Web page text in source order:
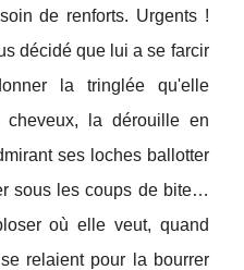
de renforts. Urgents !
décidé que lui a se farcir
la tringlée qu'elle
la dérouille en
ses loches ballotter
sous les coups de bite…
où elle veut, quand
relaient pour la bourrer